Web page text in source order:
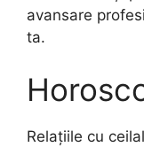
avansare
ta.
Relațiile cu